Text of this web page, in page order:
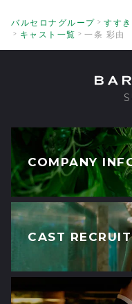
バルセロナグループ
すす
キャスト一覧
一条 彩由
COMPANY
CAST RECRUIT